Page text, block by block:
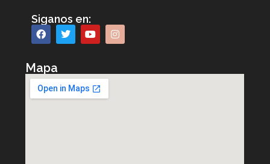
Siganos en:
Mapa